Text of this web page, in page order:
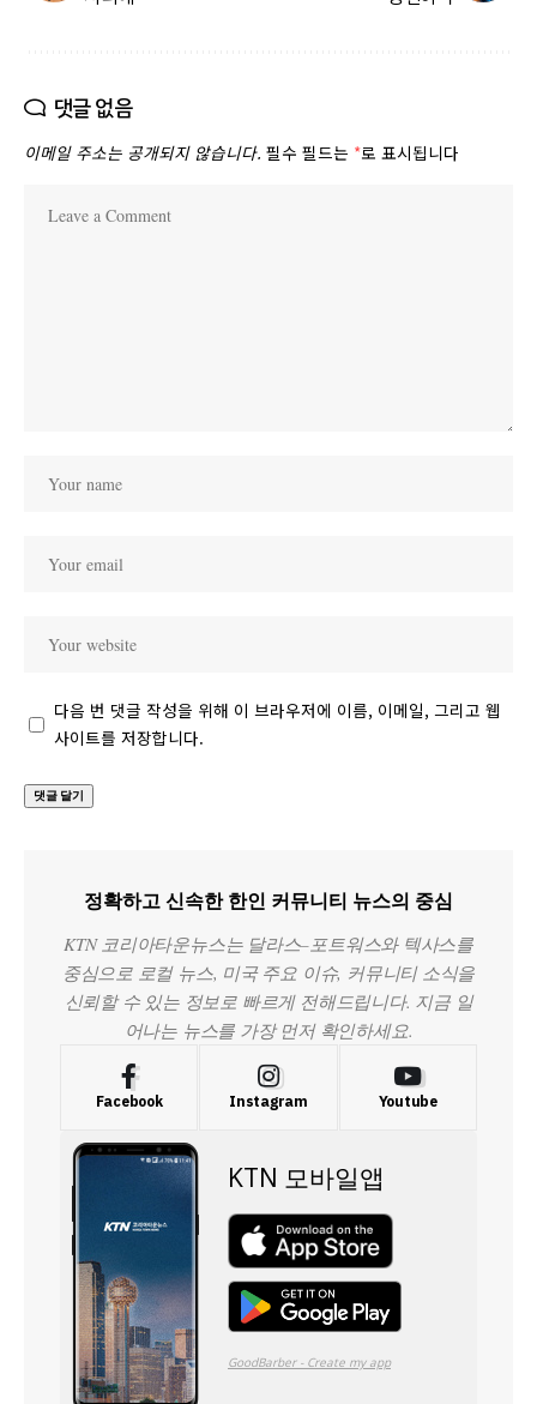
댓글 없음
이메일 주소는 공개되지 않습니다. 필수 필드는 *로 표시됩니다
다음 번 댓글 작성을 위해 이 브라우저에 이름, 이메일, 그리고 웹
사이트를 저장합니다.
정확하고 신속한 한인 커뮤니티 뉴스의 중심
KTN 코리아타운뉴스는 달라스–포트워스와 텍사스를
중심으로 로컬 뉴스, 미국 주요 이슈, 커뮤니티 소식을
신뢰할 수 있는 정보로 빠르게 전해드립니다. 지금 일
어나는 뉴스를 가장 먼저 확인하세요.
Facebook Instagram Youtube